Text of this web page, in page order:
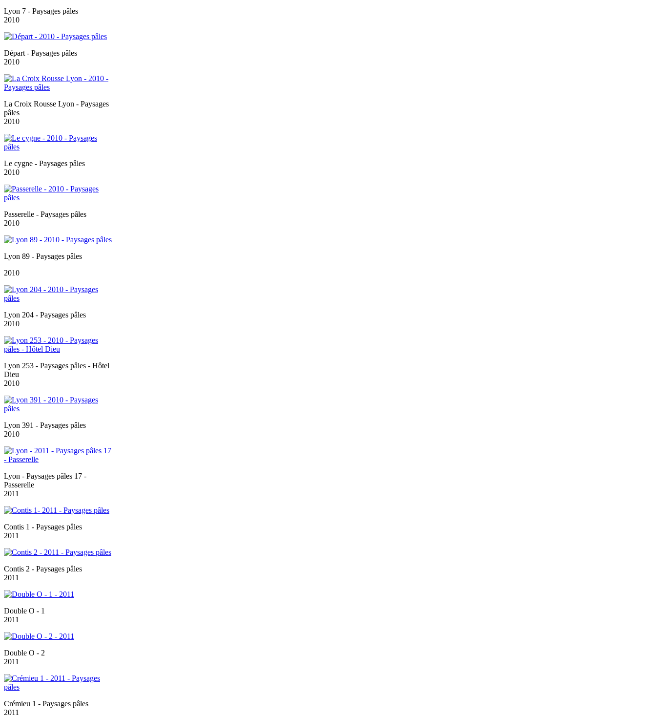
Lyon 7 - Paysages pâles
2010
Départ - Paysages pâles
2010
La Croix Rousse Lyon - Paysages
pâles
2010
Le cygne - Paysages pâles
2010
Passerelle - Paysages pâles
2010
Lyon 89 - Paysages pâles
2010
Lyon 204 - Paysages pâles
2010
Lyon 253 - Paysages pâles - Hôtel
Dieu
2010
Lyon 391 - Paysages pâles
2010
Lyon - Paysages pâles 17 -
Passerelle
2011
Contis 1 - Paysages pâles
2011
Contis 2 - Paysages pâles
2011
Double O - 1
2011
Double O - 2
2011
Crémieu 1 - Paysages pâles
2011